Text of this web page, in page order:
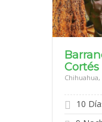
Cortés
Chihuahua,
10